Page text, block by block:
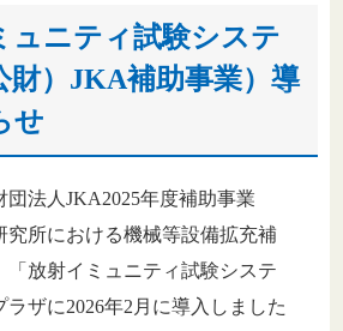
ュニティ試験システ
財）JKA補助事業）導
せ
団法人JKA2025年度補助事業
究所における機械等設備拡充補
「放射イミュニティ試験システ
ザに2026年2月に導入しました